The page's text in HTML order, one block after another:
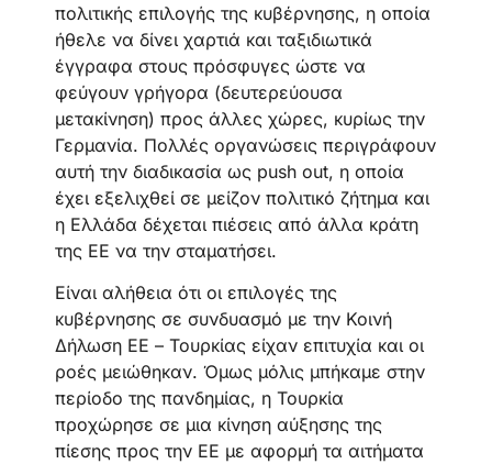
πολιτικής επιλογής της κυβέρνησης, η οποία
ήθελε να δίνει χαρτιά και ταξιδιωτικά
έγγραφα στους πρόσφυγες ώστε να
φεύγουν γρήγορα (δευτερεύουσα
μετακίνηση) προς άλλες χώρες, κυρίως την
Γερμανία. Πολλές οργανώσεις περιγράφουν
αυτή την διαδικασία ως push out, η οποία
έχει εξελιχθεί σε μείζον πολιτικό ζήτημα και
η Ελλάδα δέχεται πιέσεις από άλλα κράτη
της ΕΕ να την σταματήσει.
Είναι αλήθεια ότι οι επιλογές της
κυβέρνησης σε συνδυασμό με την Κοινή
Δήλωση ΕΕ – Τουρκίας είχαν επιτυχία και οι
ροές μειώθηκαν. Όμως μόλις μπήκαμε στην
περίοδο της πανδημίας, η Τουρκία
προχώρησε σε μια κίνηση αύξησης της
πίεσης προς την ΕΕ με αφορμή τα αιτήματα